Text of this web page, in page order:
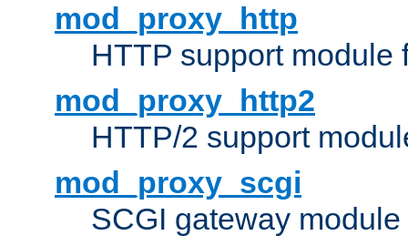
mod_proxy_http
HTTP support module
mod_proxy_http2
HTTP/2 support
mod_proxy_scgi
SCGI gateway